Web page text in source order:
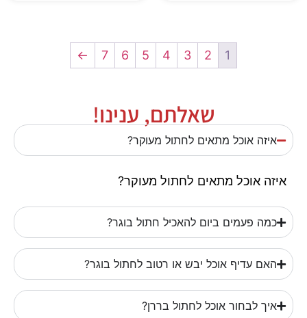
1
2
3
4
5
6
7
←
שאלתם, ענינו!
איזה אוכל מתאים לחתול מעוקר?
איזה אוכל מתאים לחתול מעוקר?
כמה פעמים ביום להאכיל חתול בוגר?
האם עדיף אוכל יבש או רטוב לחתול בוגר?
איך לבחור אוכל לחתול בררן?